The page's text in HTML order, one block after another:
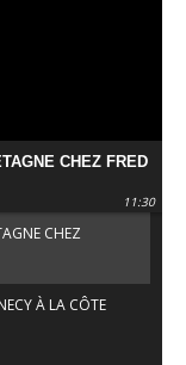
CHEZ FRED
11:30
CHEZ
À LA CÔTE